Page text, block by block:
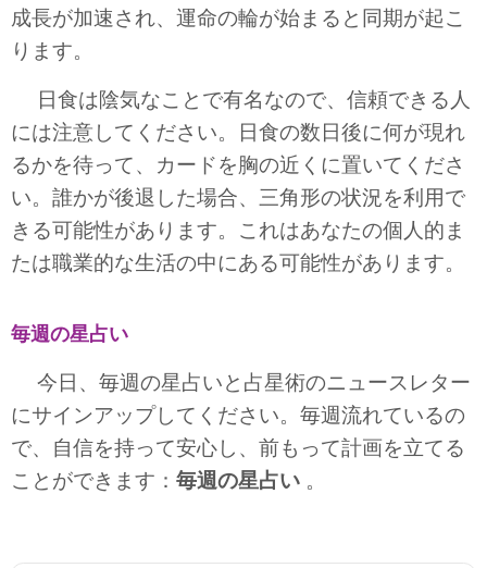
成長が加速され、運命の輪が始まると同期が起こ
ります。
日食は陰気なことで有名なので、信頼できる人
には注意してください。日食の数日後に何が現れ
るかを待って、カードを胸の近くに置いてくださ
い。誰かが後退した場合、三角形の状況を利用で
きる可能性があります。これはあなたの個人的ま
たは職業的な生活の中にある可能性があります。
毎週の星占い
今日、毎週の星占いと占星術のニュースレター
にサインアップしてください。毎週流れているの
で、自信を持って安心し、前もって計画を立てる
ことができます： 毎週の星占い 。